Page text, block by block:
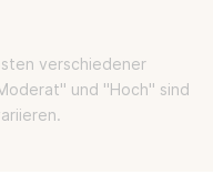
verschiedener
und "Hoch" sind